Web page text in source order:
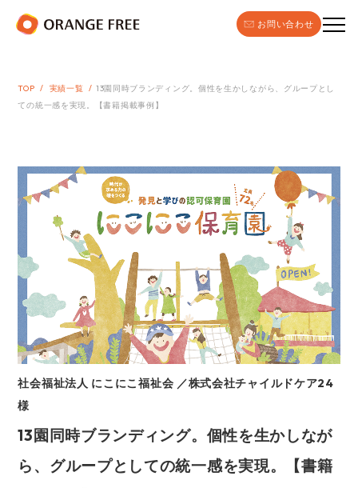
お問い合わせ
TOP 実績一覧
13園同時ブランディング。個性を生かしながら、グループとし
ての統一感を実現。【書籍掲載事例】
社会福祉法人 にこにこ福祉会 ／株式会社チャイルドケア24
様
13園同時ブランディング。個性を生かしなが
ら、グループとしての統一感を実現。【書籍